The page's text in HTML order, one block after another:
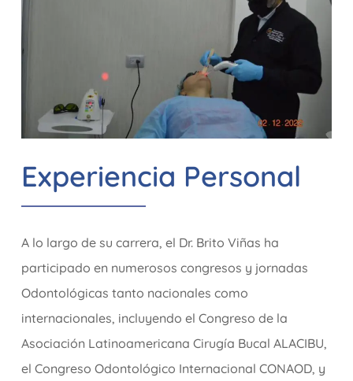
Experiencia Personal
A lo largo de su carrera, el Dr. Brito Viñas ha
participado en numerosos congresos y jornadas
Odontológicas tanto nacionales como
internacionales, incluyendo el Congreso de la
Asociación Latinoamericana Cirugía Bucal ALACIBU,
el Congreso Odontológico Internacional CONAOD, y